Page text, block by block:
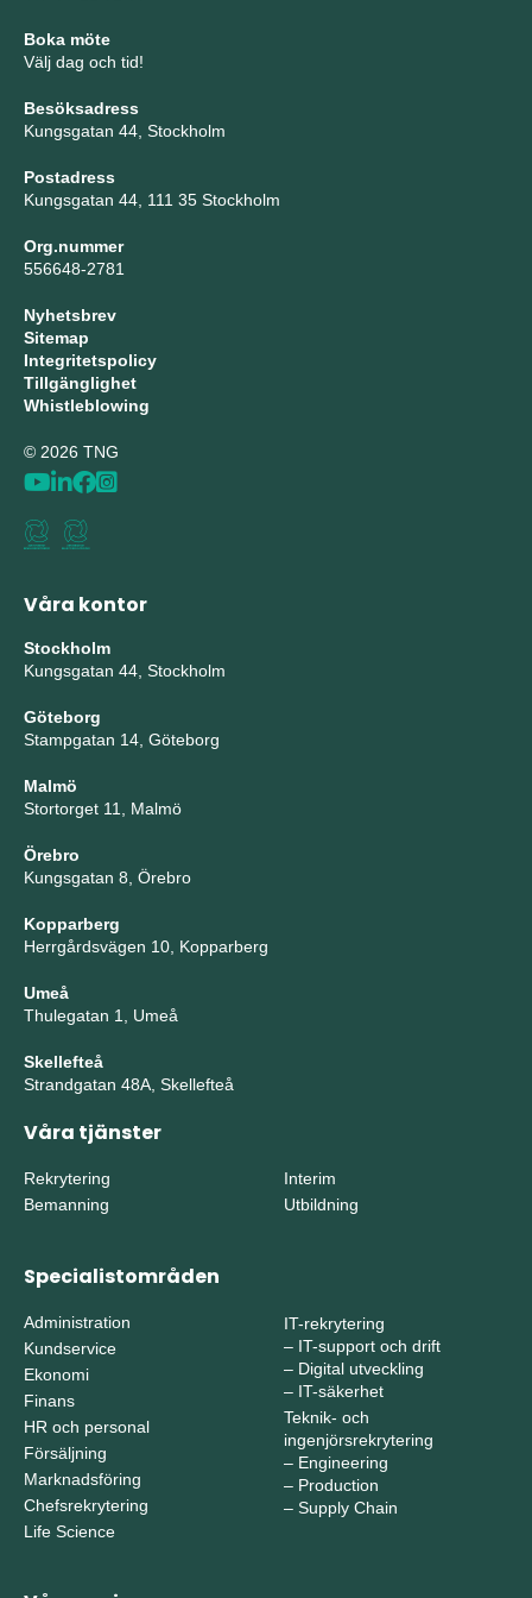
Boka möte
Välj dag och tid!
Besöksadress
Kungsgatan 44, Stockholm
Postadress
Kungsgatan 44, 111 35 Stockholm
Org.nummer
556648-2781
Nyhetsbrev
Sitemap
Integritetspolicy
Tillgänglighet
Whistleblowing
© 2026 TNG
Våra kontor
Stockholm
Kungsgatan 44, Stockholm
Göteborg
Stampgatan 14, Göteborg
Malmö
Stortorget 11, Malmö
Örebro
Kungsgatan 8, Örebro
Kopparberg
Herrgårdsvägen 10, Kopparberg
Umeå
Thulegatan 1, Umeå
Skellefteå
Strandgatan 48A, Skellefteå
Våra tjänster
Rekrytering
Bemanning
Interim
Utbildning
Specialistområden
Administration
Kundservice
Ekonomi
Finans
HR och personal
Försäljning
Marknadsföring
Chefsrekrytering
Life Science
IT-rekrytering
– IT-support och drift
– Digital utveckling
– IT-säkerhet
Teknik- och
ingenjörsrekrytering
– Engineering
– Production
– Supply Chain